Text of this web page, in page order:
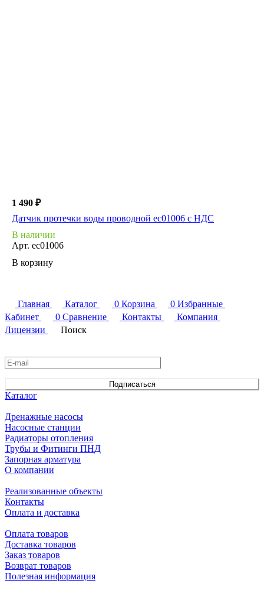
1 490 ₽
Датчик протечки воды проводной ec01006 с НДС
В наличии
Арт. ec01006
В корзину
Главная Каталог 0 Корзина 0 Избранные
Кабинет
0 Сравнение Контакты
Компания
Лицензии
Поиск
Подписаться
Каталог
Дренажные насосы
Насосные станции
Радиаторы отопления
Трубы и Фитинги ПНД
Запорная арматура
О компании
Реализованные объекты
Контакты
Оплата и доставка
Оплата товаров
Доставка товаров
Заказ товаров
Возврат товаров
Полезная информация